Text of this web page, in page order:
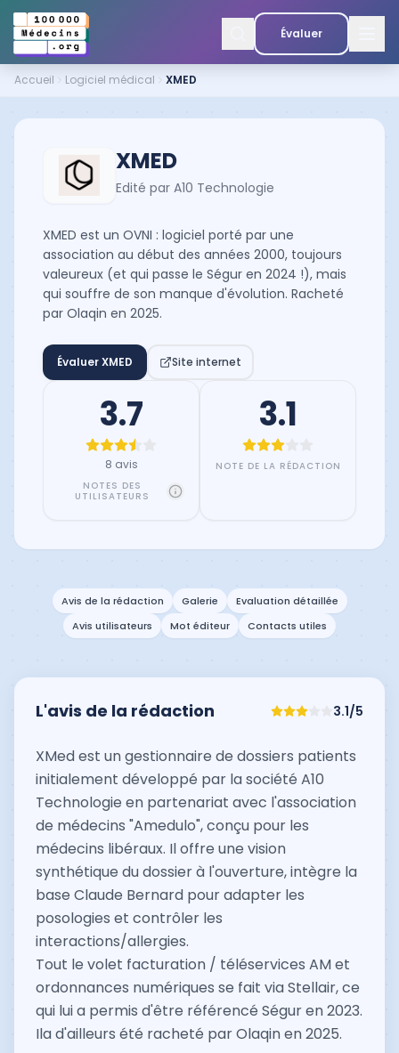
Évaluer
Accueil Logiciel médical XMED
XMED
Edité par A10 Technologie
XMED est un OVNI : logiciel porté par une
association au début des années 2000, toujours
valeureux (et qui passe le Ségur en 2024 !), mais
qui souffre de son manque d'évolution. Racheté
par Olaqin en 2025.
ÉvaluerXMED Site internet
3.7
8 avis
NOTES DES
UTILISATEURS
3.1
NOTE DE LA RÉDACTION
Avis de la rédaction Galerie
Evaluation détaillée
Avis utilisateurs
Mot éditeur Contacts utiles
L'avis de la rédaction 3.1/5
XMed est un gestionnaire de dossiers patients
initialement développé par la société A10
Technologie en partenariat avec l'association
de médecins "Amedulo", conçu pour les
médecins libéraux. Il offre une vision
synthétique du dossier à l'ouverture, intègre la
base Claude Bernard pour adapter les
posologies et contrôler les
interactions/allergies.
Tout le volet facturation / téléservices AM et
ordonnances numériques se fait via Stellair, ce
qui lui a permis d'être référencé Ségur en 2023.
Ila d'ailleurs été racheté par Olaqin en 2025.